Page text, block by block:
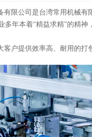
有限公司是台湾常用机械有
多年本着“精益求精”的精神
户提供效率高、耐用的打